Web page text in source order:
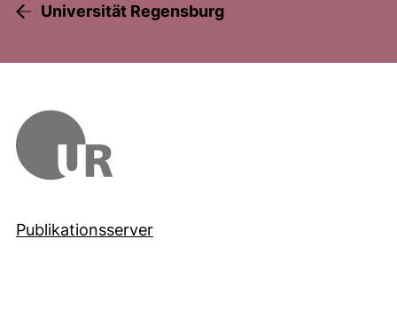
Universität Regensburg
Publikationsserver